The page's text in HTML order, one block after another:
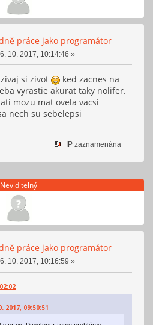
práce jako programátor
10. 2017, 10:14:46 »
si zivot
ked zacnes na
vyrastie akurat taky nolifer.
mozu mat ovela vacsi
nech su sebelepsi
IP zaznamenána
Neviditelný
práce jako programátor
10. 2017, 10:16:59 »
09:50:51